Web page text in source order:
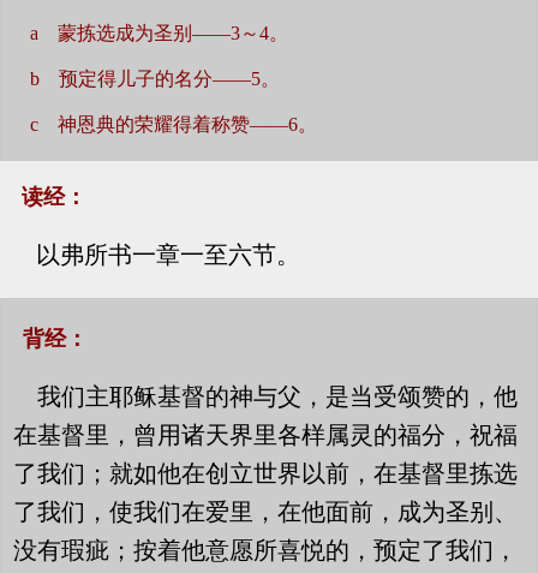
a 蒙拣选成为圣别——3～4。
b 预定得儿子的名分——5。
c 神恩典的荣耀得着称赞——6。
读经：
以弗所书一章一至六节。
背经：
我们主耶稣基督的神与父，是当受颂赞的，他
在基督里，曾用诸天界里各样属灵的福分，祝福
了我们；就如他在创立世界以前，在基督里拣选
了我们，使我们在爱里，在他面前，成为圣别、
没有瑕疵；按着他意愿所喜悦的，预定了我们，